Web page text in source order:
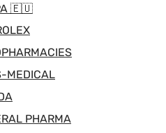
🇪🇺
PHARMA